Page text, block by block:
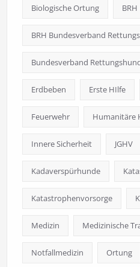
Biologische Ortung BRH
BRH Bundesverband
Bundesverband
Erdbeben Erste HIlfe
Feuerwehr Humanitäre
Innere Sicherheit JGHV
Kadaverspürhunde
Katastrophenvorsorge
Medizin Medizinische
Notfallmedizin Ortung